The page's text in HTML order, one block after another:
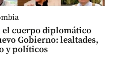
el cuerpo diplomático
Gobierno: lealtades,
y políticos